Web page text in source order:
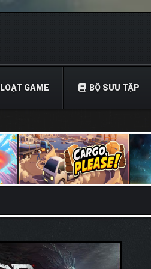
LOẠT GAME BỘ SƯU TẬP